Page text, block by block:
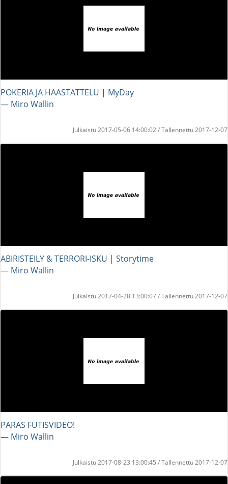
POKERIA JA HAASTATTELU | MyDay
― Miro Wallin
Julkaistu 2017-05-06 14:00:02 / Tallennettu 2017-12-07
ABIRISTEILY & TERRORI-ISKU | Storytime
― Miro Wallin
Julkaistu 2017-04-28 13:00:07 / Tallennettu 2017-12-07
PARAS FUTISVIDEO!
― Miro Wallin
Julkaistu 2017-08-23 13:00:45 / Tallennettu 2017-12-07